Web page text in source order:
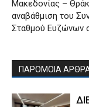
Μακεδονίας –
αναβάθμιση του
Σταθμού Ευζώνων
ΠΑΡΟΜΟΙΑ